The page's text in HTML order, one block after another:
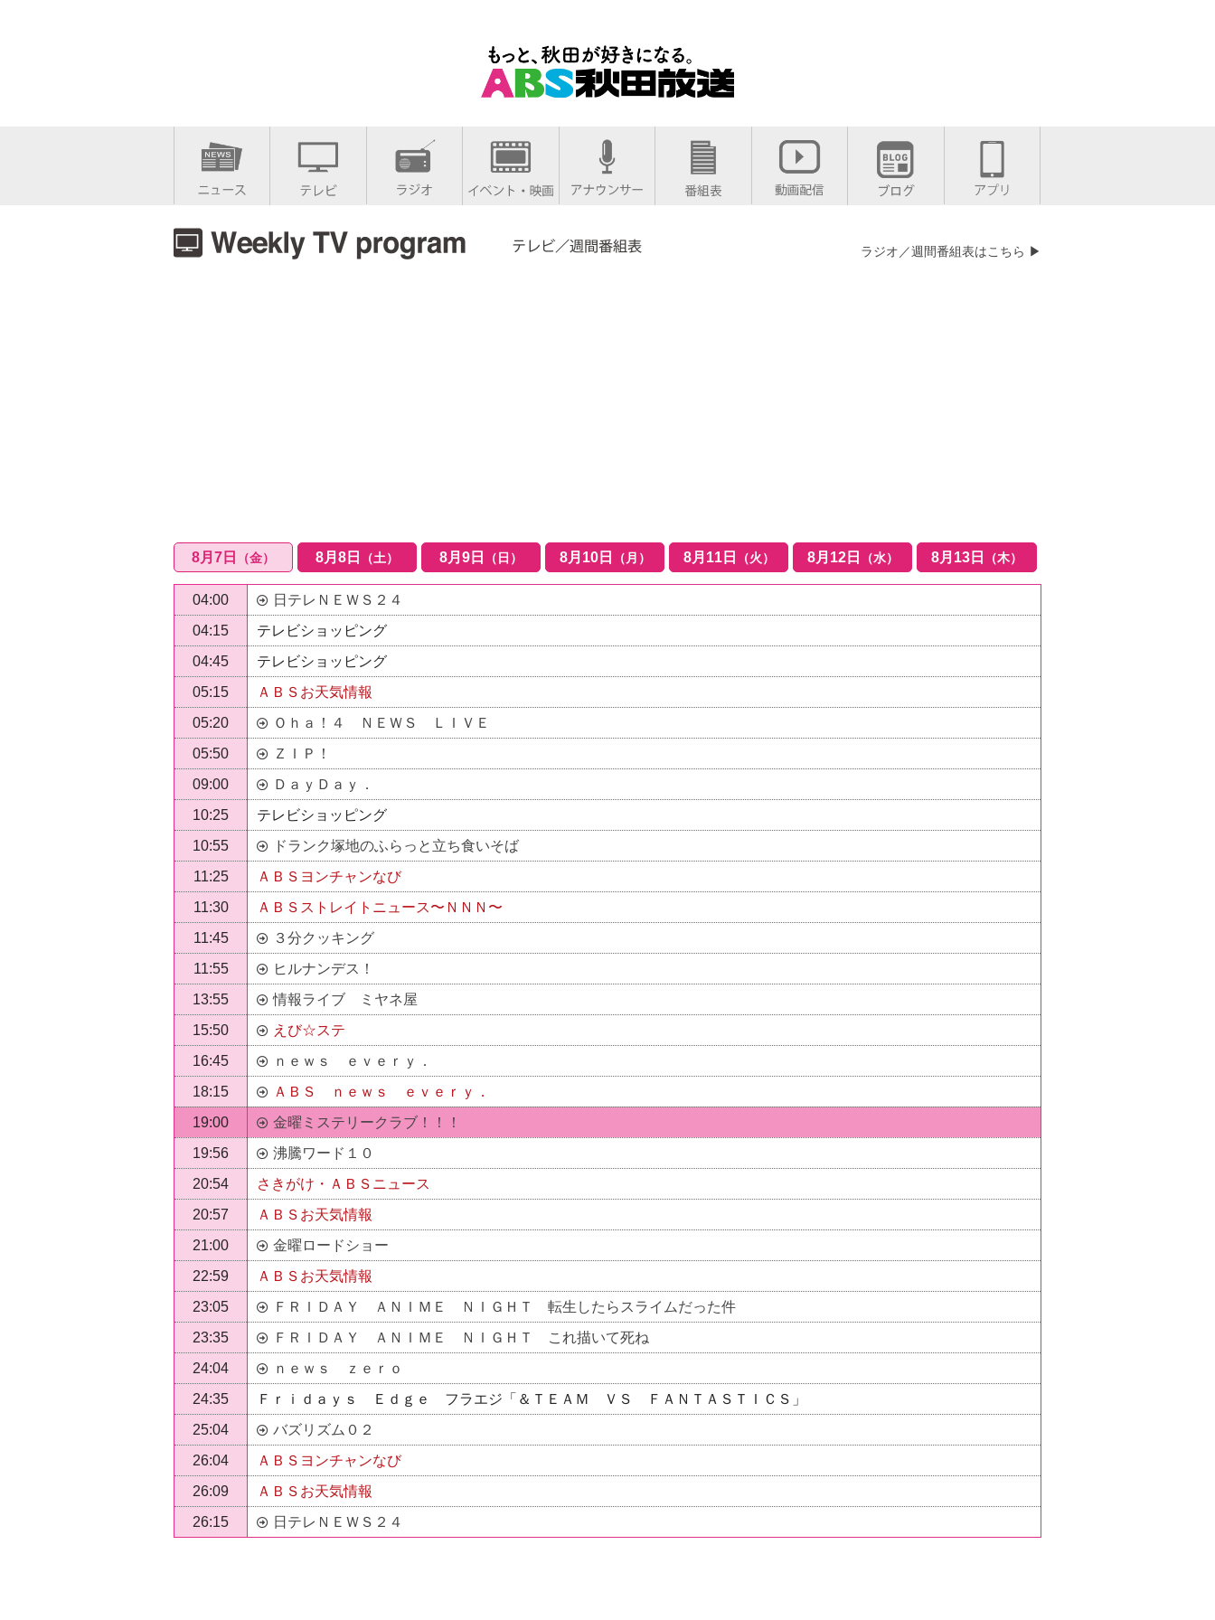
ラジオ／週間番組表はこちら ▶
8月7 日 （金） 8月8 日 （土） 8月9 日 （日） 8月 10日 （月） 8月 11日 （火） 8月 12日 （水） 8月 13 日 （木）
04:00
日テレＮＥＷＳ２４
04:15
テレビショッピング
04:45
テレビショッピング
05:15
ＡＢＳお天気情報
05:20
Ｏｈａ！４ ＮＥＷＳ ＬＩＶＥ
05:50
ＺＩＰ！
09:00
ＤａｙＤａｙ．
10:25
テレビショッピング
10:55
ドランク塚地のふらっと立ち食いそば
11:25
ＡＢＳヨンチャンなび
11:30
ＡＢＳストレイトニュース〜ＮＮＮ〜
11:45
３分クッキング
11:55
ヒルナンデス！
13:55
情報ライブ ミヤネ屋
15:50
えび☆ステ
16:45
ｎｅｗｓ ｅｖｅｒｙ．
18:15
ＡＢＳ ｎｅｗｓ ｅｖｅｒｙ．
19:00
金曜ミステリークラブ！！！
19:56
沸騰ワード１０
20:54
さきがけ・ＡＢＳニュース
20:57
ＡＢＳお天気情報
21:00
金曜ロードショー
22:59
ＡＢＳお天気情報
23:05
ＦＲＩＤＡＹ ＡＮＩＭＥ ＮＩＧＨＴ 転生したらスライムだった件
23:35
ＦＲＩＤＡＹ ＡＮＩＭＥ ＮＩＧＨＴ これ描いて死ね
24:04
ｎｅｗｓ ｚｅｒｏ
24:35
Ｆｒｉｄａｙｓ Ｅｄｇｅ フラエジ「＆ＴＥＡＭ ＶＳ ＦＡＮＴＡＳＴＩＣＳ」
25:04
バズリズム０２
26:04
ＡＢＳヨンチャンなび
26:09
ＡＢＳお天気情報
26:15
日テレＮＥＷＳ２４